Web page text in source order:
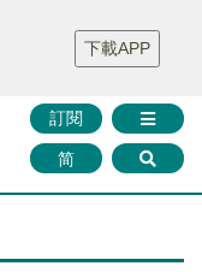
財華證券 媒體矩陣
智庫沙龍
聯絡我們
訂閱
简
下載APP